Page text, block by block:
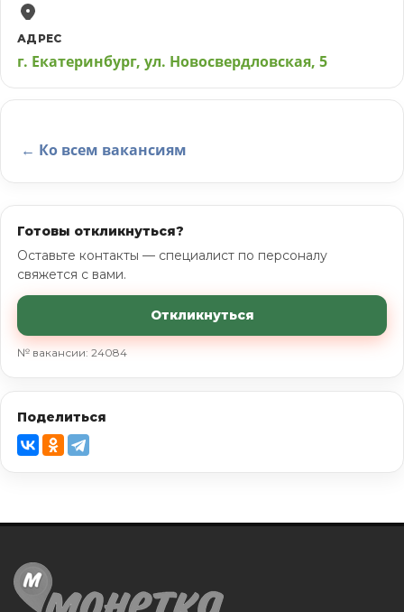
АДРЕС
г. Екатеринбург, ул. Новосвердловская, 5
← Ко всем вакансиям
Готовы откликнуться?
Оставьте контакты — специалист по персоналу
свяжется с вами.
Откликнуться
№ вакансии: 24084
Поделиться